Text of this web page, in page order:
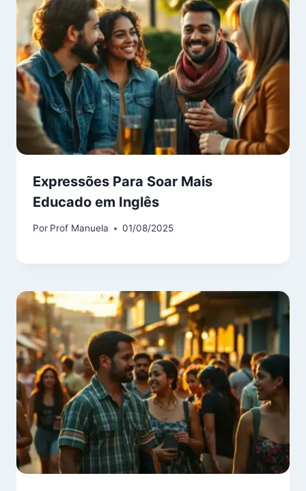
Expressões Para Soar Mais
Educado em Inglês
Por Prof Manuela 01/08/2025